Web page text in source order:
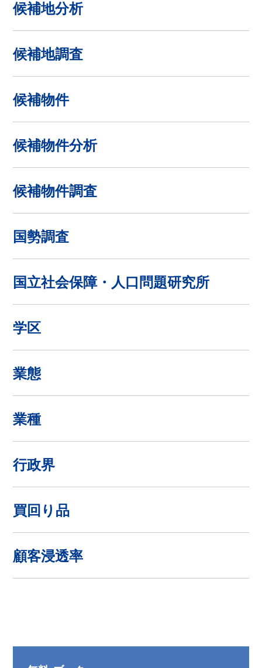
候補地分析
候補地調査
候補物件
候補物件分析
候補物件調査
国勢調査
国立社会保障・人口問題研究所
学区
業態
業種
行政界
買回り品
顧客浸透率